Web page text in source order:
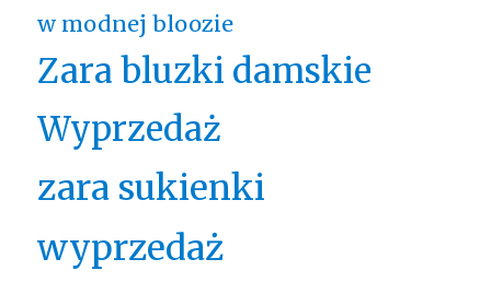
w modnej bloozie
Zara bluzki damskie
Wyprzedaż
zara sukienki
wyprzedaż